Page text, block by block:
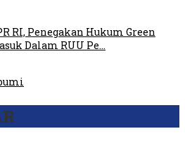
RI, Penegakan Hukum Green
Dalam RUU Pe…